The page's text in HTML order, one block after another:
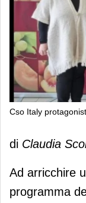
Cso Italy
Cso Italy
Logistica
di Claudia
Ad arricchire
programma